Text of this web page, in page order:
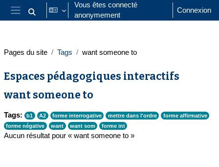
Passer au contenu principal
Panneau latéral
Activer/désactiver la saisie de recherche
Vous êtes connecté
anonymement
Connexion
Pages du site Tags want someone to
Espaces pédagogiques interactifs
want someone to
Tags: b1 A2 forme interrogative mettre dans l'ordre
forme affirmative
forme négative
want want som forme int
Aucun résultat pour « want someone to »